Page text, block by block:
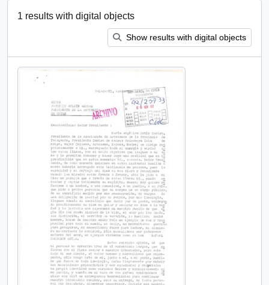
1 results with digital objects
Show results with digital objects